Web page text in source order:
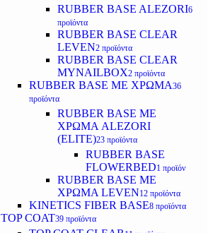
RUBBER BASE ALEZORI6
προϊόντα
RUBBER BASE CLEAR
LEVEN2 προϊόντα
RUBBER BASE CLEAR
MYNAILBOX2 προϊόντα
RUBBER BASE ΜΕ ΧΡΩΜΑ36
προϊόντα
RUBBER BASE ΜΕ
ΧΡΩΜΑ ALEZORI
(ELITE)23 προϊόντα
RUBBER BASE
FLOWERBED1 προϊόν
RUBBER BASE ΜΕ
ΧΡΩΜΑ LEVEN12 προϊόντα
KINETICS FIBER BASE8 προϊόντα
TOP COAT39 προϊόντα